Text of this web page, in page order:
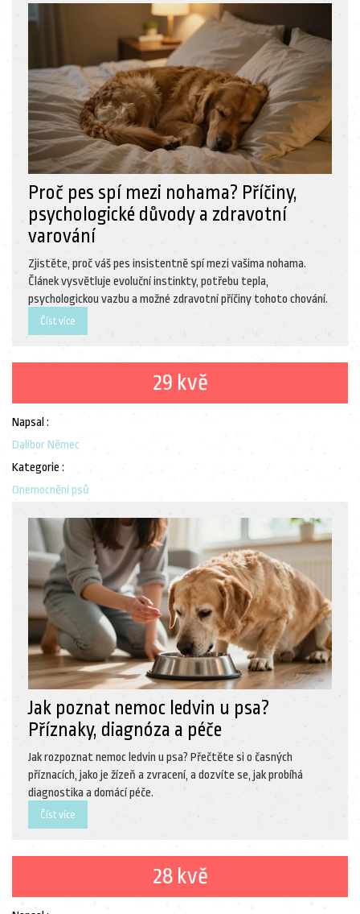
Proč pes spí mezi nohama? Příčiny,
psychologické důvody a zdravotní
varování
Zjistěte, proč váš pes insistentně spí mezi vašima nohama.
Článek vysvětluje evoluční instinkty, potřebu tepla,
psychologickou vazbu a možné zdravotní příčiny tohoto chování.
Číst více
29 kvě
Napsal :
Dalibor Němec
Kategorie :
Onemocnění psů
Jak poznat nemoc ledvin u psa?
Příznaky, diagnóza a péče
Jak rozpoznat nemoc ledvin u psa? Přečtěte si o časných
příznacích, jako je žízeň a zvracení, a dozvíte se, jak probíhá
diagnostika a domácí péče.
Číst více
28 kvě